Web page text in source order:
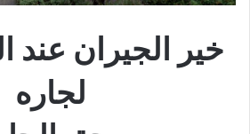
خير الجيران عند
لجاره